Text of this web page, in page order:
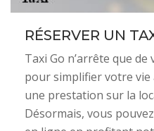
RÉSERVER UN
Taxi Go n’arrête que
pour simplifier votre
une prestation sur la
Désormais, vous